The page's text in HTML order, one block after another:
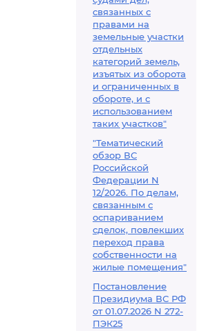
связанных с
правами на
земельные участки
отдельных
категорий земель,
изъятых из оборота
и ограниченных в
обороте, и с
использованием
таких участков"
"Тематический
обзор ВС
Российской
Федерации N
12/2026. По делам,
связанным с
оспариванием
сделок, повлекших
переход права
собственности на
жилые помещения"
Постановление
Президиума ВС РФ
от 01.07.2026 N 272-
ПЭК25